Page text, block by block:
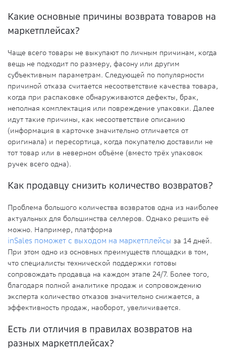
Какие основные причины возврата товаров на
маркетплейсах?
Чаще всего товары не выкупают по личным причинам, когда
вещь не подходит по размеру, фасону или другим
субъективным параметрам. Следующей по популярности
причиной отказа считается несоответствие качества товара,
когда при распаковке обнаруживаются дефекты, брак,
неполная комплектация или повреждение упаковки. Далее
идут такие причины, как несоответствие описанию
(информация в карточке значительно отличается от
оригинала) и пересортица, когда покупателю доставили не
тот товар или в неверном объёме (вместо трёх упаковок
ручек всего одна).
Как продавцу снизить количество возвратов?
Проблема большого количества возвратов одна из наиболее
актуальных для большинства селлеров. Однако решить её
можно. Например, платформа
inSales поможет с выходом на маркетплейсы за 14 дней.
При этом одно из основных преимуществ площадки в том,
что специалисты технической поддержки готовы
сопровождать продавца на каждом этапе 24/7. Более того,
благодаря полной аналитике продаж и сопровождению
эксперта количество отказов значительно снижается, а
эффективность продаж, наоборот, увеличивается.
Есть ли отличия в правилах возвратов на
разных маркетплейсах?